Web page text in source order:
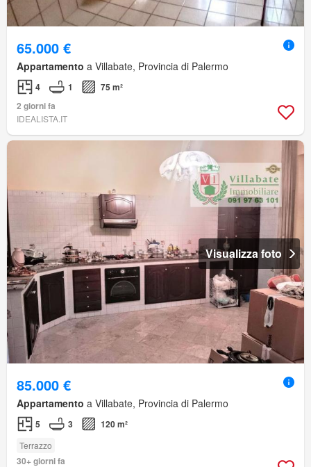
65.000 €
Appartamento a Villabate, Provincia di Palermo
4 1
75 m²
2 giorni fa
IDEALISTA.IT
Visualizza foto
85.000 €
Appartamento a Villabate, Provincia di Palermo
5 3 120 m²
Terrazzo
30+ giorni fa